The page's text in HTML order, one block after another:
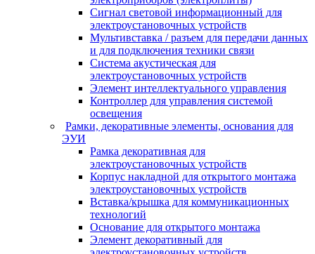
Сигнал световой информационный для
электроустановочных устройств
Мультивставка / разъем для передачи данных
и для подключения техники связи
Система акустическая для
электроустановочных устройств
Элемент интеллектуального управления
Контроллер для управления системой
освещения
Рамки, декоративные элементы, основания для
ЭУИ
Рамка декоративная для
электроустановочных устройств
Корпус накладной для открытого монтажа
электроустановочных устройств
Вставка/крышка для коммуникационных
технологий
Основание для открытого монтажа
Элемент декоративный для